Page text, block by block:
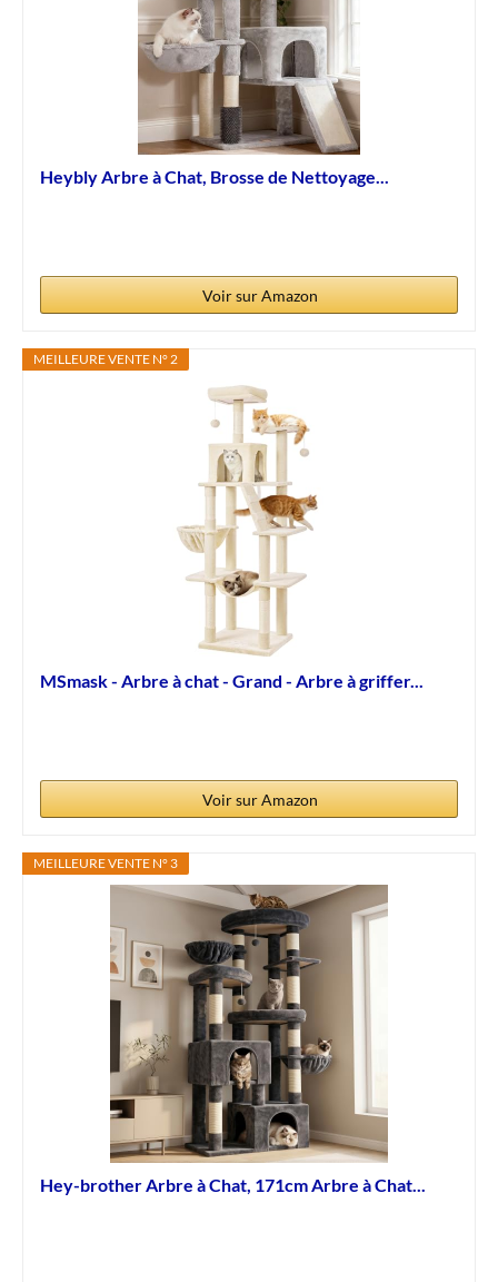
Heybly Arbre à Chat, Brosse de Nettoyage...
Voir sur Amazon
MEILLEURE VENTE N° 2
MSmask - Arbre à chat - Grand - Arbre à griffer...
Voir sur Amazon
MEILLEURE VENTE N° 3
Hey-brother Arbre à Chat, 171cm Arbre à Chat...